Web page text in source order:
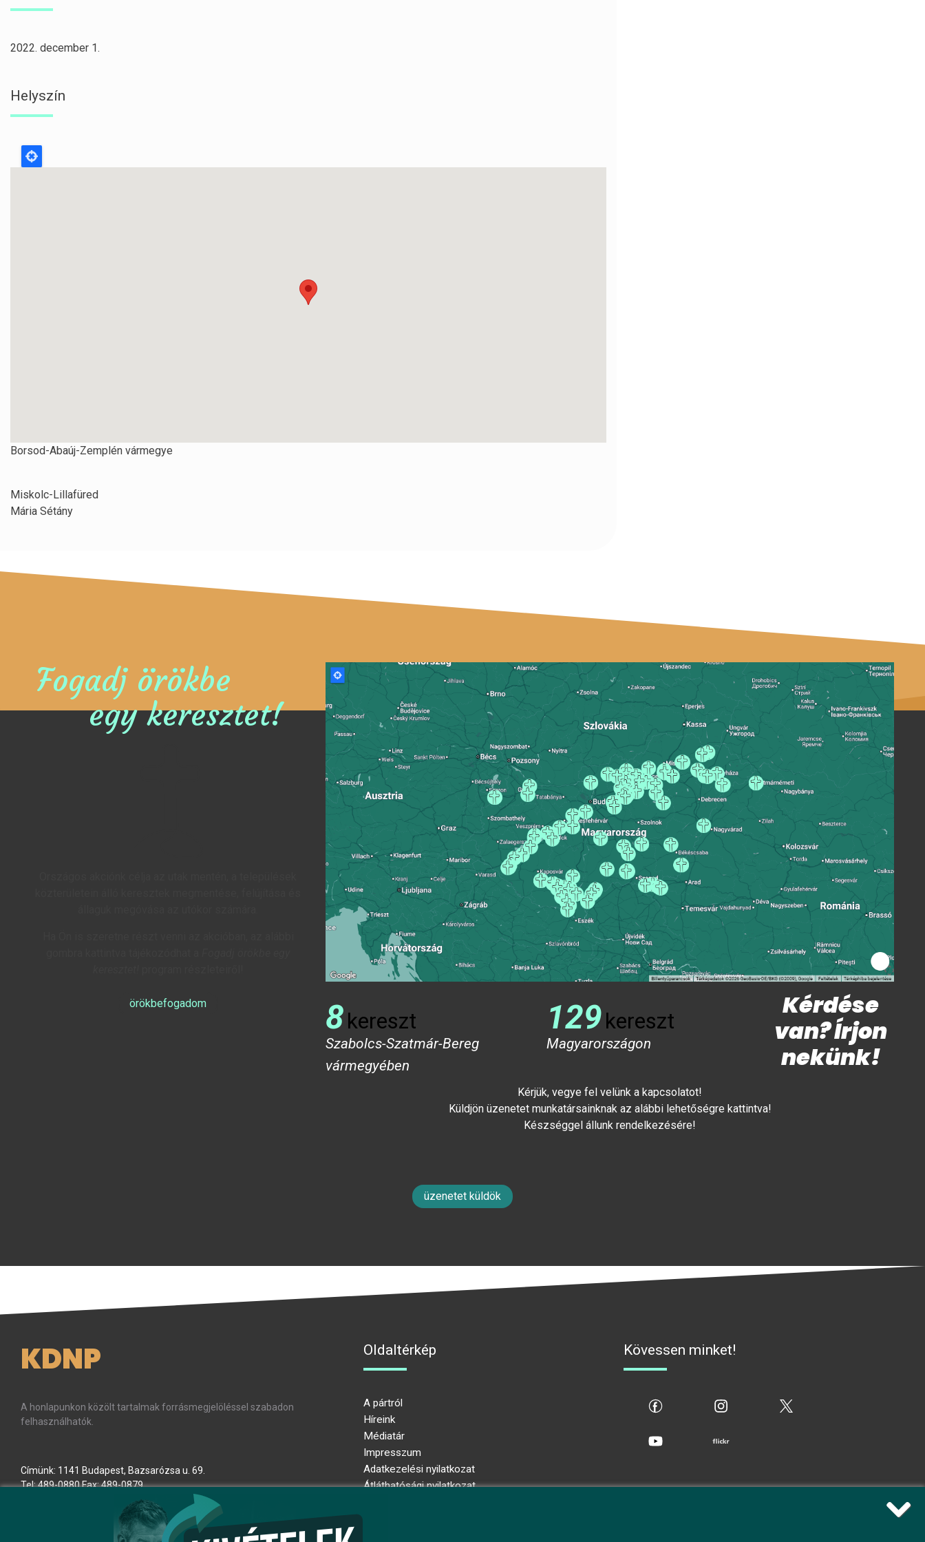
2022. december 1.
Helyszín
Borsod-Abaúj-Zemplén vármegye
Miskolc-Lillafüred
Mária Sétány
Fogadj örökbe
egy keresztet!
örökbefogadom 8kereszt
Szabolcs-Szatmár-Bereg
vármegyében
129kereszt
Magyarországon
Kérdése
van? Írjon
nekünk!
Kérjük, vegye fel velünk a kapcsolatot!
Küldjön üzenetet munkatársainknak az alábbi lehetőségre kattintva!
Készséggel állunk rendelkezésére!
üzenetet küldök
KDNP
A honlapunkon közölt tartalmak forrásmegjelöléssel szabadon
felhasználhatók.
Címünk: 1141 Budapest, Bazsarózsa u. 69.
Tel: 489-0880 Fax: 489-0879
hu(kdnp[at]kdnp[dot]hu)
Oldaltérkép
A pártról
Híreink
Médiatár
Impresszum
Adatkezelési nyilatkozat
Átláthatósági nyilatkozat
Kövessen minket!
flickr